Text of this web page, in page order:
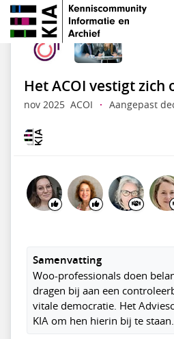
KIA Community Meer
Het ACOI vestigt zich
nov 2025 ACOI · Aangepast
Samenvatting
Woo-professionals doen
dragen bij aan een
vitale democratie. Het
KIA om hen hierin bij te staan.